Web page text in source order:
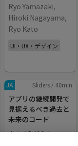
Ryo Yamazaki,
Hiroki Nagayama,
Ryo Kato
UI・UX・デザイン
JA Sliders / 40min
アプリの継続開発で
見据えるべき過去と
未来のコード
六々 (@496_)